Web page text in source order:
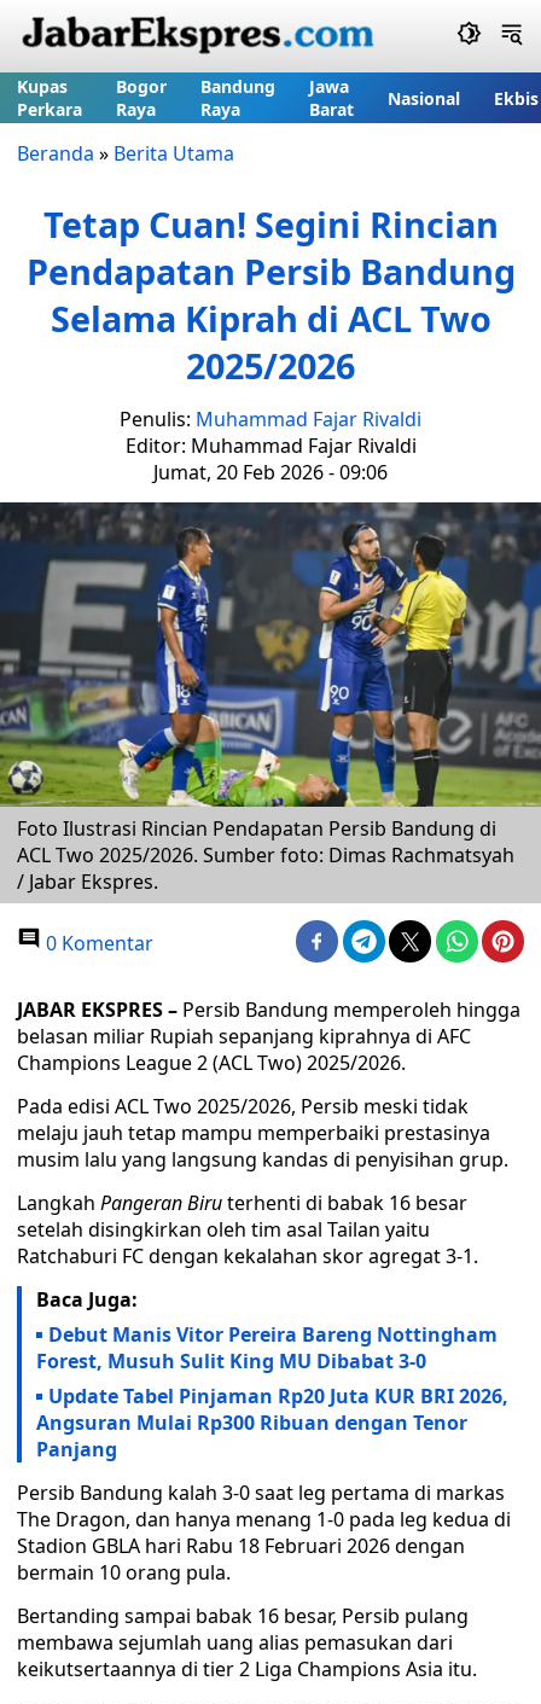
Kupas
Perkara
Bogor
Raya
Bandung
Raya
Jawa
Barat
Nasional Ekbis
Beranda » Berita Utama
Tetap Cuan! Segini Rincian
Pendapatan Persib Bandung
Selama Kiprah di ACL Two
2025/2026
Penulis: Muhammad Fajar Rivaldi
Editor: Muhammad Fajar Rivaldi
Jumat, 20 Feb 2026 - 09:06
Foto Ilustrasi Rincian Pendapatan Persib Bandung di
ACL Two 2025/2026. Sumber foto: Dimas Rachmatsyah
/ Jabar Ekspres.
0 Komentar
JABAR EKSPRES – Persib Bandung memperoleh hingga
belasan miliar Rupiah sepanjang kiprahnya di AFC
Champions League 2 (ACL Two) 2025/2026.
Pada edisi ACL Two 2025/2026, Persib meski tidak
melaju jauh tetap mampu memperbaiki prestasinya
musim lalu yang langsung kandas di penyisihan grup.
Langkah Pangeran Biruterhenti di babak 16 besar
setelah disingkirkan oleh tim asal Tailan yaitu
Ratchaburi FC dengan kekalahan skor agregat 3-1.
Baca Juga:
Debut Manis Vitor Pereira Bareng Nottingham
Forest, Musuh Sulit King MU Dibabat 3-0
Update Tabel Pinjaman Rp20 Juta KUR BRI 2026,
Angsuran Mulai Rp300 Ribuan dengan Tenor
Panjang
Persib Bandung kalah 3-0 saat leg pertama di markas
The Dragon, dan hanya menang 1-0 pada leg kedua di
Stadion GBLA hari Rabu 18 Februari 2026 dengan
bermain 10 orang pula.
Bertanding sampai babak 16 besar, Persib pulang
membawa sejumlah uang alias pemasukan dari
keikutsertaannya di tier 2 Liga Champions Asia itu.